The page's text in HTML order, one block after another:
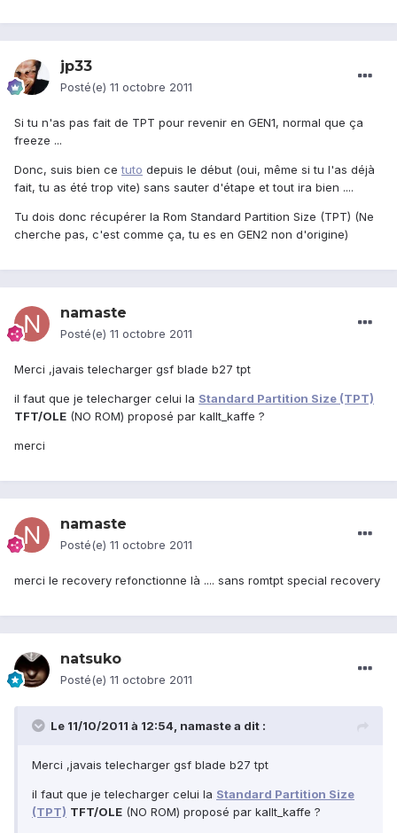
jp33
Posté(e) 11 octobre 2011
Si tu n'as pas fait de TPT pour revenir en GEN1, normal que ça
freeze ...
Donc, suis bien cetuto depuis le début (oui, même si tu l'as déjà
fait, tu as été trop vite) sans sauter d'étape et tout ira bien ....
Tu dois donc récupérer la Rom Standard Partition Size (TPT) (Ne
cherche pas, c'est comme ça, tu es en GEN2 non d'origine)
namaste
Posté(e) 11 octobre 2011
Merci ,javais telecharger gsf blade b27 tpt
il faut que je telecharger celui la Standard Partition Size (TPT)
TFT/OLE (NO ROM) proposé par kallt_kaffe ?
merci
namaste
Posté(e) 11 octobre 2011
merci le recovery refonctionne là .... sans romtpt special recovery
natsuko
Posté(e) 11 octobre 2011
Le 11/10/2011 à 12:54, namaste a dit :
Merci ,javais telecharger gsf blade b27 tpt
il faut que je telecharger celui la Standard Partition Size
(TPT) TFT/OLE (NO ROM) proposé par kallt_kaffe ?